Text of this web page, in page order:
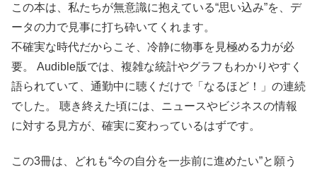
この本は、私たちが無意識に抱えている“思い込み”を、デ
ータの力で見事に打ち砕いてくれます。
不確実な時代だからこそ、冷静に物事を見極める力が必
要。 Audible版では、複雑な統計やグラフもわかりやすく
語られていて、通勤中に聴くだけで「なるほど！」の連続
でした。 聴き終えた頃には、ニュースやビジネスの情報
に対する見方が、確実に変わっているはずです。
この3冊は、どれも“今の自分を一歩前に進めたい”と願う